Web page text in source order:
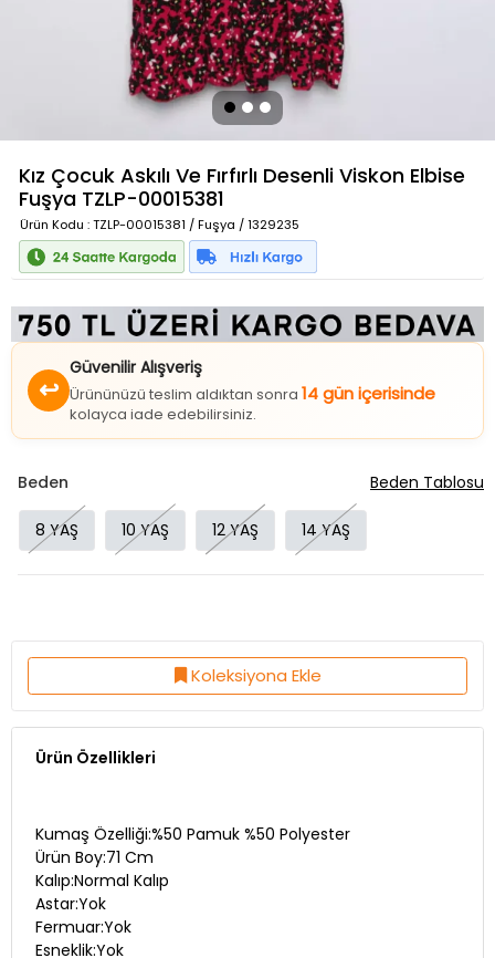
Kız Çocuk Askılı Ve Fırfırlı Desenli Viskon Elbise
Fuşya TZLP-00015381
Ürün Kodu : TZLP-00015381 / Fuşya / 1329235
↩
Güvenilir Alışveriş
Ürününüzü teslim aldıktan sonra 14 gün içerisinde
kolayca iade edebilirsiniz.
Beden
8 YAŞ 10 YAŞ 12 YAŞ 14 YAŞ
Beden Tablosu
Koleksiyona Ekle
Ürün Özellikleri
Kumaş Özelliği:%50 Pamuk %50 Polyester
Ürün Boy:71 Cm
Kalıp:Normal Kalıp
Astar:Yok
Fermuar:Yok
Esneklik:Yok